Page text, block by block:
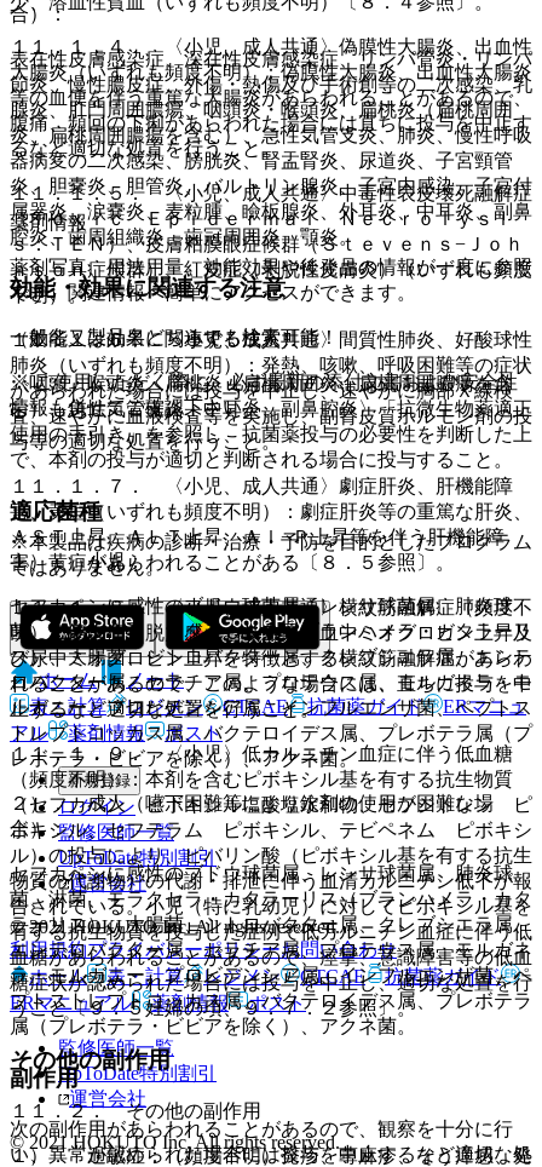
１１．１．４． 〈小児、成人共通〉偽膜性大腸炎、出血性
大腸炎（いずれも頻度不明）：偽膜性大腸炎、出血性大腸炎
等の血便を伴う重篤な大腸炎があらわれることがあるので、
腹痛、頻回の下痢があらわれた場合には直ちに投与を中止す
るなど適切な処置を行うこと。
１１．１．５． 〈小児、成人共通〉中毒性表皮壊死融解症
（Ｔｏｘｉｃ Ｅｐｉｄｅｒｍａｌ Ｎｅｃｒｏｌｙｓｉ
ｓ：ＴＥＮ）、皮膚粘膜眼症候群（Ｓｔｅｖｅｎｓ−Ｊｏｈ
ｎｓｏｎ症候群）、紅皮症（剥脱性皮膚炎）（いずれも頻度
不明）。
１１．１．６． 〈小児、成人共通〉間質性肺炎、好酸球性
肺炎（いずれも頻度不明）：発熱、咳嗽、呼吸困難等の症状
があらわれた場合には投与を中止し、速やかに胸部Ｘ線検
査、速やかに血液検査等を実施し、副腎皮質ホルモン剤の投
与等の適切な処置を行うこと。
１１．１．７． 〈小児、成人共通〉劇症肝炎、肝機能障
害、黄疸（いずれも頻度不明）：劇症肝炎等の重篤な肝炎、
ＡＳＴ上昇、ＡＬＴ上昇、Ａｌ−Ｐ上昇等を伴う肝機能障
害、黄疸があらわれることがある〔８．５参照〕。
１１．１．８． 〈小児、成人共通〉横紋筋融解症（頻度不
明）：筋肉痛、脱力感、ＣＫ上昇、血中ミオグロビン上昇及
び尿中ミオグロビン上昇を特徴とする横紋筋融解症があらわ
れることがあるので、このような場合には、直ちに投与を中
止するなど適切な処置を行うこと。
１１．１．９． 〈小児〉低カルニチン血症に伴う低血糖
（頻度不明）：本剤を含むピボキシル基を有する抗生物質
（セフカペン ピボキシル塩酸塩水和物、セフジトレン ピ
ボキシル、セフテラム ピボキシル、テビペネム ピボキシ
ル）の投与により、ピバリン酸（ピボキシル基を有する抗生
物質の代謝物）の代謝・排泄に伴う血清カルニチン低下が報
告されている。小児（特に乳幼児）に対してピボキシル基を
有する抗生物質を投与した症例で低カルニチン血症に伴う低
血糖があらわれることがあるので、痙攣、意識障害等の低血
糖症状が認められた場合には投与を中止し、適切な処置を行
うこと〔９．５妊婦の項、９．７．２参照〕。
その他の副作用
１１．２． その他の副作用
１）． 過敏症：（頻度不明）発疹、蕁麻疹、そう痒感、発
合）：
表在性皮膚感染症、深在性皮膚感染症、リンパ管炎・リンパ
節炎、慢性膿皮症、外傷・熱傷及び手術創等の二次感染、乳
腺炎、肛門周囲膿瘍、咽頭炎・喉頭炎、扁桃炎（扁桃周囲
炎、扁桃周囲膿瘍を含む）、急性気管支炎、肺炎、慢性呼吸
器病変の二次感染、膀胱炎、腎盂腎炎、尿道炎、子宮頸管
炎、胆嚢炎、胆管炎、バルトリン腺炎、子宮内感染、子宮付
属器炎、涙嚢炎、麦粒腫、瞼板腺炎、外耳炎、中耳炎、副鼻
腔炎、歯周組織炎、歯冠周囲炎、顎炎。
効能・効果に関連する注意
（効能又は効果に関連する注意）
〈咽頭・喉頭炎、扁桃炎（扁桃周囲炎、扁桃周囲膿瘍を含
む）、急性気管支炎、中耳炎、副鼻腔炎〉「抗微生物薬適正
使用の手引き」を参照し、抗菌薬投与の必要性を判断した上
で、本剤の投与が適切と判断される場合に投与すること。
適応菌種
１）． 小児：
セフカペンに感性のブドウ球菌属、レンサ球菌属、肺炎球
菌、モラクセラ・カタラーリス（ブランハメラ・カタラーリ
ス）、大腸菌、シトロバクター属、クレブシエラ属、エンテ
ロバクター属、セラチア属、プロテウス属、モルガネラ・モ
ルガニー、プロビデンシア属、インフルエンザ菌、ペプトス
トレプトコッカス属、バクテロイデス属、プレボテラ属（プ
レボテラ・ビビアを除く）、アクネ菌。
２）． 成人（嚥下困難等により錠剤の使用が困難な場
合）：
セフカペンに感性のブドウ球菌属、レンサ球菌属、肺炎球
菌、淋菌、モラクセラ・カタラーリス（ブランハメラ・カタ
ラーリス）、大腸菌、シトロバクター属、クレブシエラ属、
エンテロバクター属、セラチア属、プロテウス属、モルガネ
ラ・モルガニー、プロビデンシア属、インフルエンザ菌、ペ
プトストレプトコッカス属、バクテロイデス属、プレボテラ
属（プレボテラ・ビビアを除く）、アクネ菌。
副作用
次の副作用があらわれることがあるので、観察を十分に行
い、異常が認められた場合には投与を中止するなど適切な処
薬剤情報
薬剤写真、用法用量、効能効果や後発品の情報が一度に参照
でき、関連情報へ簡単にアクセスができます。
一般名、製品名どちらでも検索可能！
※ ご使用いただく際に、必ず最新の添付文書および安全性
情報も併せてご確認下さい。
※本製品は疾病の診断・治療・予防を目的としたプログラム
ではありません。
ホーム
ノート
表・計算
レジメン CTCAE 抗菌薬ガイド
ERマニュ
アル
薬剤情報 ポスト
新規登録
ログイン
監修医師一覧
UpToDate特別割引
運営会社
© 2021 HOKUTO Inc. All rights reserved.
利用規約プライバシーポリシーお問い合わせ
ホーム
表・計算 レジメン CTCAE
抗菌薬ガイド
ERマニュアル
薬剤情報 ポスト
監修医師一覧
UpToDate特別割引
運営会社
© 2021 HOKUTO Inc. All rights reserved.